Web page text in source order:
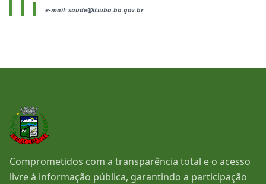
e-mail: saude@itiuba.ba.gov.br
Comprometidos com a transparência total e o acesso
livre à informação pública, garantindo a participação